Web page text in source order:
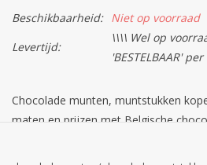
Paasgeschenken
Beschikbaarheid: Niet op voorraad
Levertijd:
\\\\ Wel op
'BESTELBAAR'
Chocolade munten, muntstukken
maten en prijzen met Belgische
VOORRAAD
maar op bestelling via